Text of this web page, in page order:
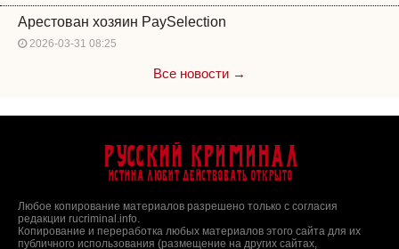
Арестован хозяин PaySelection
2026-03-31 08:25
Все новости →
Русский Криминал
Истина любит действовать открыто
Любое копирование материалов разрешено только с согласия
редакции rucriminal.info.
Копирование и переработка любых материалов этого сайта для их
публичного использования (размещение на других сайтах,